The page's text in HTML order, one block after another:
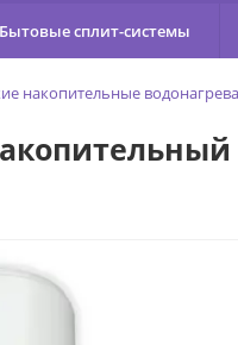
Бытовые сплит-системы
накопительные